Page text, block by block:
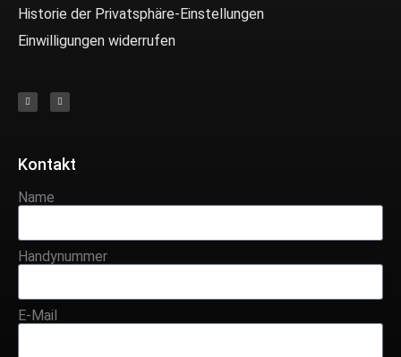
Historie der Privatsphäre-Einstellungen
Einwilligungen widerrufen
Kontakt
Name
Handynummer
E-Mail